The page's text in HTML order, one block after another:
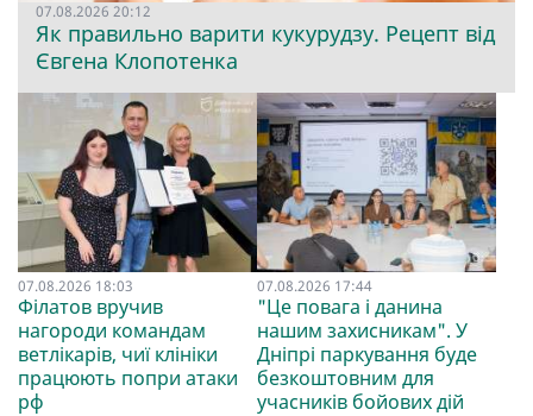
07.08.2026 20:12
Як правильно варити кукурудзу. Рецепт від
Євгена Клопотенка
07.08.2026 18:03
Філатов вручив
нагороди командам
ветлікарів, чиї клініки
працюють попри атаки
рф
07.08.2026 17:44
"Це повага і данина
нашим захисникам". У
Дніпрі паркування буде
безкоштовним для
учасників бойових дій